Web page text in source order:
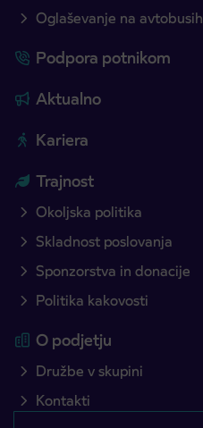
Oglaševanje na avtobusih
Podpora potnikom
Aktualno
Kariera
Trajnost
Okoljska politika
Skladnost poslovanja
Sponzorstva in donacije
Politika kakovosti
O podjetju
Družbe v skupini
Kontakti